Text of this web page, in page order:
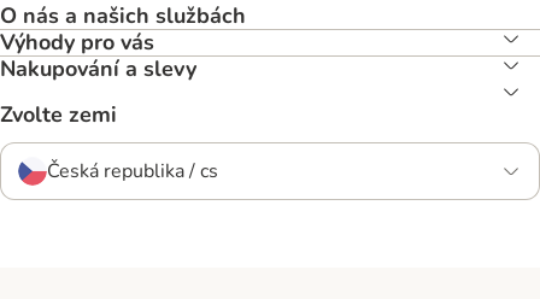
O nás a našich službách
Výhody pro vás
Nakupování a slevy
Zvolte zemi
Česká republika / cs